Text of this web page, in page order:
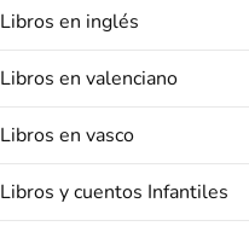
Libros en inglés
Libros en valenciano
Libros en vasco
Libros y cuentos Infantiles